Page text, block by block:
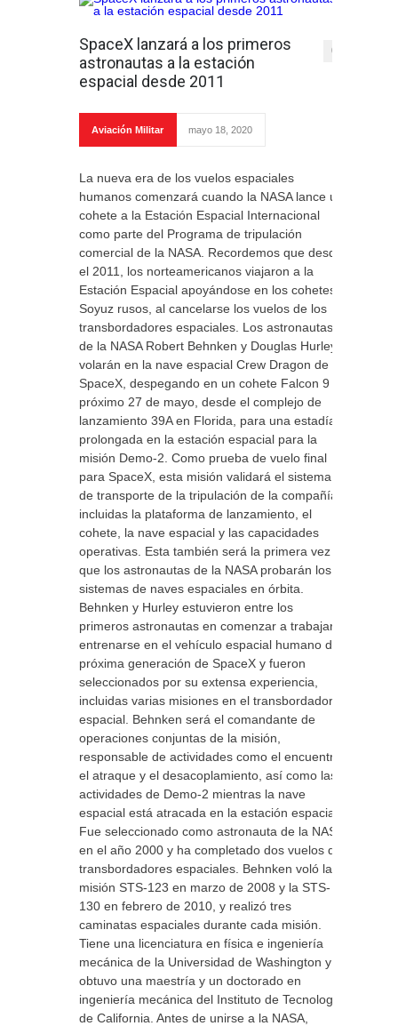
SpaceX lanzará a los primeros
astronautas a la estación
espacial desde 2011
0
Aviación Militar mayo 18, 2020
La nueva era de los vuelos espaciales
humanos comenzará cuando la NASA lance un
cohete a la Estación Espacial Internacional
como parte del Programa de tripulación
comercial de la NASA. Recordemos que desde
el 2011, los norteamericanos viajaron a la
Estación Espacial apoyándose en los cohetes
Soyuz rusos, al cancelarse los vuelos de los
transbordadores espaciales. Los astronautas
de la NASA Robert Behnken y Douglas Hurley
volarán en la nave espacial Crew Dragon de
SpaceX, despegando en un cohete Falcon 9 el
próximo 27 de mayo, desde el complejo de
lanzamiento 39A en Florida, para una estadía
prolongada en la estación espacial para la
misión Demo-2. Como prueba de vuelo final
para SpaceX, esta misión validará el sistema
de transporte de la tripulación de la compañía,
incluidas la plataforma de lanzamiento, el
cohete, la nave espacial y las capacidades
operativas. Esta también será la primera vez
que los astronautas de la NASA probarán los
sistemas de naves espaciales en órbita.
Behnken y Hurley estuvieron entre los
primeros astronautas en comenzar a trabajar y
entrenarse en el vehículo espacial humano de
próxima generación de SpaceX y fueron
seleccionados por su extensa experiencia,
incluidas varias misiones en el transbordador
espacial. Behnken será el comandante de
operaciones conjuntas de la misión,
responsable de actividades como el encuentro,
el atraque y el desacoplamiento, así como las
actividades de Demo-2 mientras la nave
espacial está atracada en la estación espacial.
Fue seleccionado como astronauta de la NASA
en el año 2000 y ha completado dos vuelos de
transbordadores espaciales. Behnken voló la
misión STS-123 en marzo de 2008 y la STS-
130 en febrero de 2010, y realizó tres
caminatas espaciales durante cada misión.
Tiene una licenciatura en física e ingeniería
mecánica de la Universidad de Washington y
obtuvo una maestría y un doctorado en
ingeniería mecánica del Instituto de Tecnología
de California. Antes de unirse a la NASA,